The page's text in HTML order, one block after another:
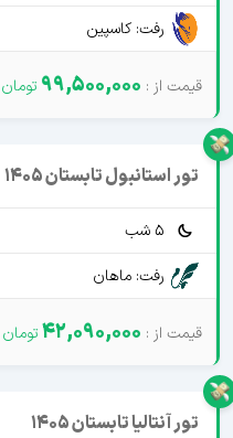
رفت: کاسپین
99,500,000
تور استانبول تابستان 1405
5 شب
رفت: ماهان
42,090,000
تور آنتالیا تابستان 1405